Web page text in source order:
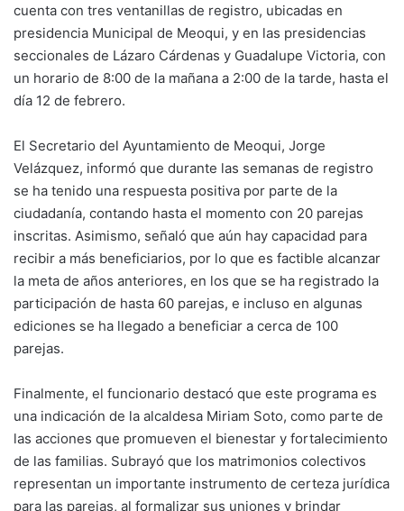
cuenta con tres ventanillas de registro, ubicadas en
presidencia Municipal de Meoqui, y en las presidencias
seccionales de Lázaro Cárdenas y Guadalupe Victoria, con
un horario de 8:00 de la mañana a 2:00 de la tarde, hasta el
día 12 de febrero.
El Secretario del Ayuntamiento de Meoqui, Jorge
Velázquez, informó que durante las semanas de registro
se ha tenido una respuesta positiva por parte de la
ciudadanía, contando hasta el momento con 20 parejas
inscritas. Asimismo, señaló que aún hay capacidad para
recibir a más beneficiarios, por lo que es factible alcanzar
la meta de años anteriores, en los que se ha registrado la
participación de hasta 60 parejas, e incluso en algunas
ediciones se ha llegado a beneficiar a cerca de 100
parejas.
Finalmente, el funcionario destacó que este programa es
una indicación de la alcaldesa Miriam Soto, como parte de
las acciones que promueven el bienestar y fortalecimiento
de las familias. Subrayó que los matrimonios colectivos
representan un importante instrumento de certeza jurídica
para las parejas, al formalizar sus uniones y brindar